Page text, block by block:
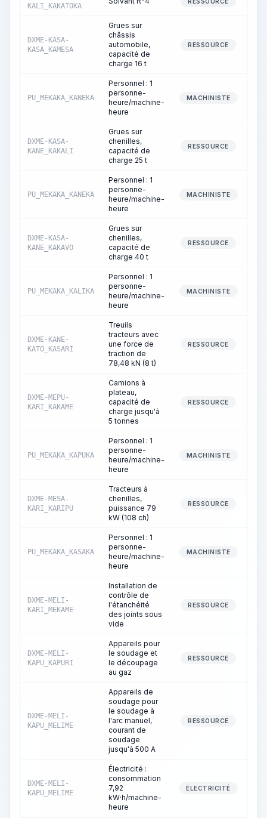
KALI_KAKATOKA
DXME-KASA-
KASA_KAMESA
Grues sur
châssis
automobile,
capacité de
charge 16 t
RESSOURCE
PU_MEKAKA_KANEKA
Personnel : 1
personne-
heure/machine-
heure
MACHINISTE
DXME-KASA-
KANE_KAKALI
Grues sur
chenilles,
capacité de
charge 25 t
RESSOURCE
PU_MEKAKA_KANEKA
Personnel : 1
personne-
heure/machine-
heure
MACHINISTE
DXME-KASA-
KANE_KAKAVO
Grues sur
chenilles,
capacité de
charge 40 t
RESSOURCE
PU_MEKAKA_KALIKA
Personnel : 1
personne-
heure/machine-
heure
MACHINISTE
DXME-KANE-
KATO_KASARI
Treuils
tracteurs avec
une force de
traction de
78,48 kN (8 t)
RESSOURCE
DXME-MEPU-
KARI_KAKAME
Camions à
plateau,
capacité de
charge jusqu'à
5 tonnes
RESSOURCE
PU_MEKAKA_KAPUKA
Personnel : 1
personne-
heure/machine-
heure
MACHINISTE
DXME-MESA-
KARI_KARIPU
Tracteurs à
chenilles,
puissance 79
kW (108 ch)
RESSOURCE
PU_MEKAKA_KASAKA
Personnel : 1
personne-
heure/machine-
heure
MACHINISTE
DXME-MELI-
KARI_MEKAME
Installation de
contrôle de
l'étanchéité
des joints sous
vide
RESSOURCE
DXME-MELI-
KAPU_KAPURI
Appareils pour
le soudage et
le découpage
au gaz
RESSOURCE
DXME-MELI-
KAPU_MELIME
Appareils de
soudage pour
le soudage à
l'arc manuel,
courant de
soudage
jusqu'à 500 A
RESSOURCE
DXME-MELI-
KAPU_MELIME
Électricité :
consommation
7,92
kW·h/machine-
heure
ÉLECTRICITÉ